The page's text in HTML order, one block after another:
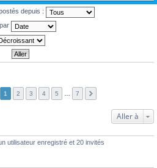
depuis :
1 2 3 4 5 7
Aller à
utilisateur enregistré et 20 invités